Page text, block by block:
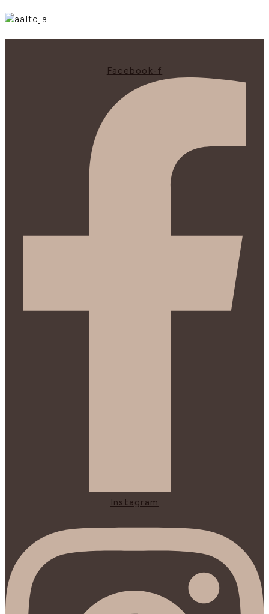
Facebook-f
Instagram